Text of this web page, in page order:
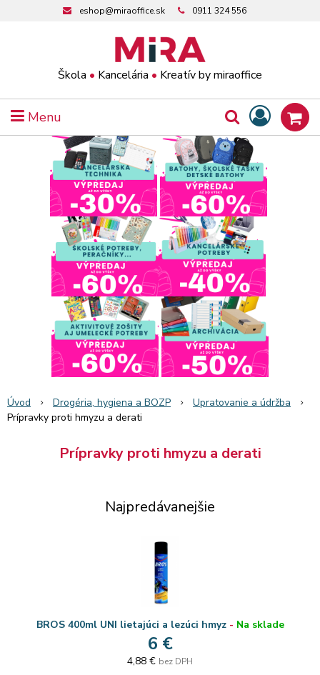
Škola • Kancelária • Kreatív by miraoffice
eshop@miraoffice.sk 0911 324 556
Menu
Úvod Drogéria, hygiena a BOZP
Upratovanie a údržba
Prípravky proti hmyzu a derati
Prípravky proti hmyzu a derati
Najpredávanejšie
BROS 400ml UNI lietajúci a lezúci hmyz- Na sklade
6 €
4,88 € bez DPH